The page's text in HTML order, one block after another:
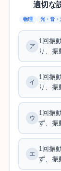
適切な
物理 光・音・
1回振
り、振
1回振
り、振
1回振
ず、振
1回振
ず、振